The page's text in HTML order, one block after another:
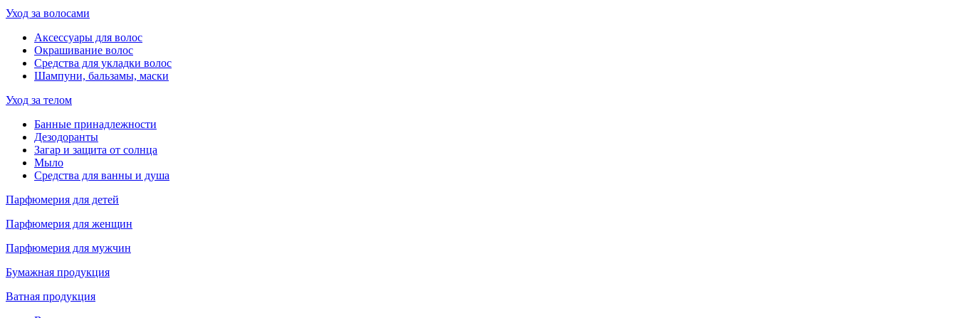
Уход за волосами
Аксессуары для волос
Окрашивание волос
Средства для укладки волос
Шампуни, бальзамы, маски
Уход за телом
Банные принадлежности
Дезодоранты
Загар и защита от солнца
Мыло
Средства для ванны и душа
Парфюмерия для детей
Парфюмерия для женщин
Парфюмерия для мужчин
Бумажная продукция
Ватная продукция